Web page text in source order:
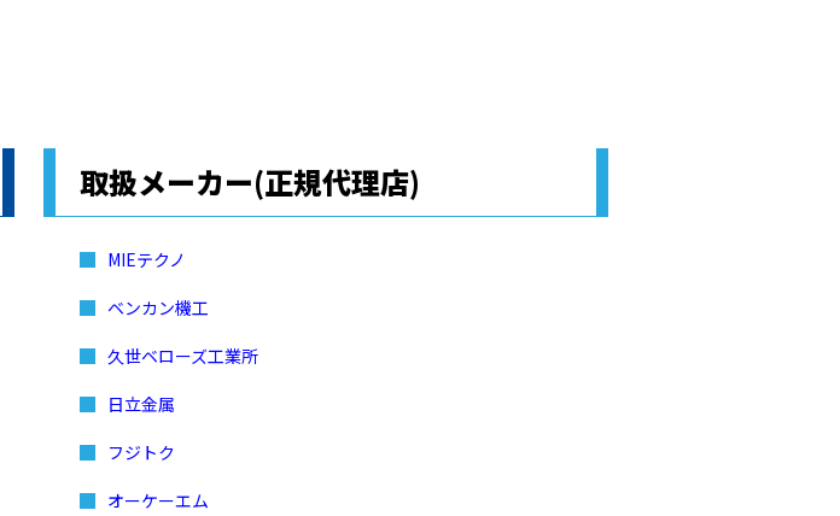
取扱メーカー(正規代理店)
MIEテクノ
ベンカン機工
久世ベローズ工業所
日立金属
フジトク
オーケーエム